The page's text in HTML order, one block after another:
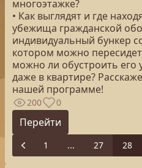
многоэтажке?
• Как выглядят и где
убежища гражданской
индивидуальный бункер
котором можно
можно ли обустроить его
даже в квартире?
нашей программе!
200 0
Перейти
Previous
1 ... 27 28